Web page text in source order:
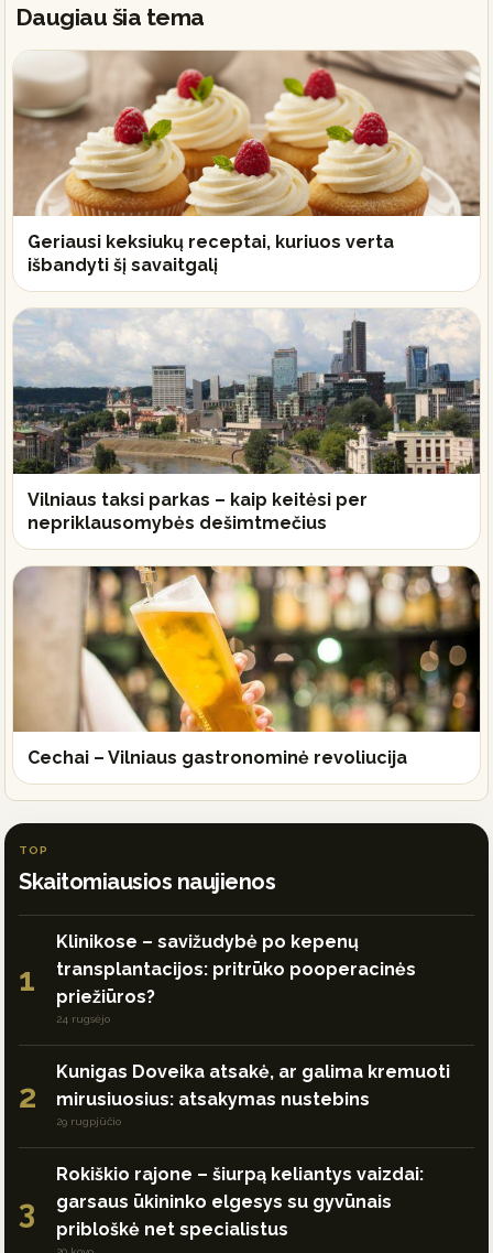
Daugiau šia tema
Geriausi keksiukų receptai, kuriuos verta
išbandyti šį savaitgalį
Vilniaus taksi parkas – kaip keitėsi per
nepriklausomybės dešimtmečius
Cechai – Vilniaus gastronominė revoliucija
TOP
Skaitomiausios naujienos
1
Klinikose – savižudybė po kepenų
transplantacijos: pritrūko pooperacinės
priežiūros?
24 rugsėjo
2
Kunigas Doveika atsakė, ar galima kremuoti
mirusiuosius: atsakymas nustebins
29 rugpjūčio
3
Rokiškio rajone – šiurpą keliantys vaizdai:
garsaus ūkininko elgesys su gyvūnais
pribloškė net specialistus